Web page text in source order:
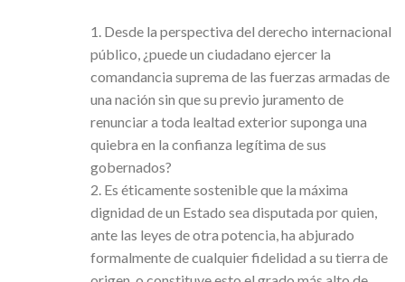
1. Desde la perspectiva del derecho internacional
público, ¿puede un ciudadano ejercer la
comandancia suprema de las fuerzas armadas de
una nación sin que su previo juramento de
renunciar a toda lealtad exterior suponga una
quiebra en la confianza legítima de sus
gobernados?
2. Es éticamente sostenible que la máxima
dignidad de un Estado sea disputada por quien,
ante las leyes de otra potencia, ha abjurado
formalmente de cualquier fidelidad a su tierra de